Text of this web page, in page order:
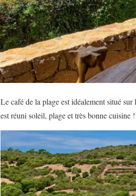
Le café de la plage est idéalement situé
est réuni soleil, plage et très bonne cuisine !